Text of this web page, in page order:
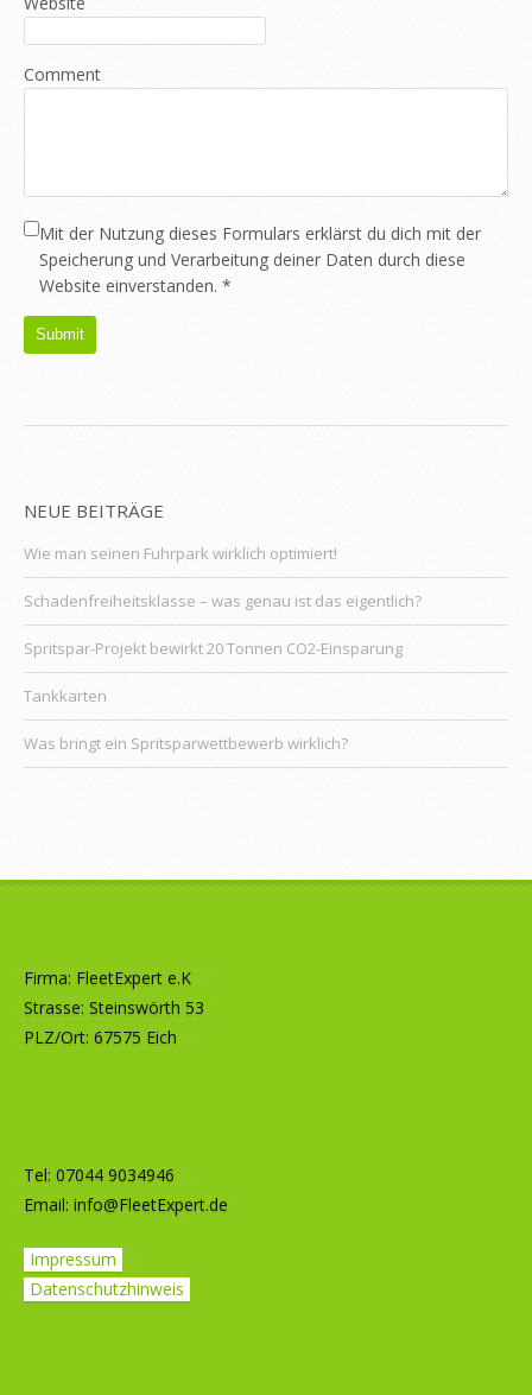
Comment
Mit der Nutzung dieses Formulars erklärst du dich mit der
Speicherung und Verarbeitung deiner Daten durch diese
Website einverstanden. *
NEUE BEITRÄGE
Wie man seinen Fuhrpark wirklich optimiert!
Schadenfreiheitsklasse – was genau ist das eigentlich?
Spritspar-Projekt bewirkt 20 Tonnen CO2-Einsparung
Tankkarten
Was bringt ein Spritsparwettbewerb wirklich?
Firma: FleetExpert e.K
Strasse: Steinswörth 53
PLZ/Ort: 67575 Eich
Tel: 07044 9034946
Email:info@FleetExpert.de
Impressum
Datenschutzhinweis